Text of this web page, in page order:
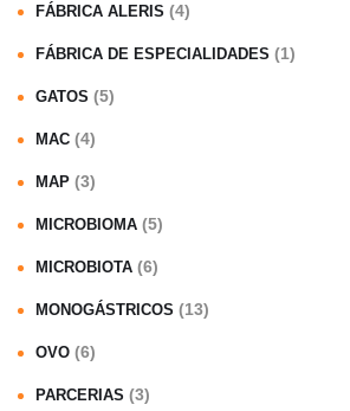
FÁBRICA ALERIS (4)
FÁBRICA DE ESPECIALIDADES (1)
GATOS (5)
MAC (4)
MAP (3)
MICROBIOMA (5)
MICROBIOTA (6)
MONOGÁSTRICOS (13)
OVO (6)
PARCERIAS (3)